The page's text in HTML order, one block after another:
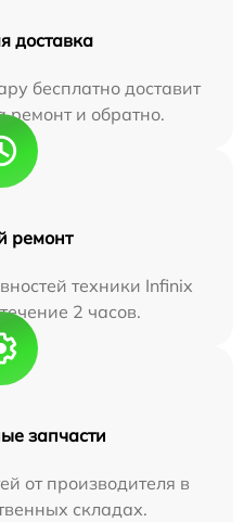
доставка
бесплатно доставит
ремонт и обратно.
ремонт
техники Infinix
2 часов.
запчасти
от производителя в
складах.